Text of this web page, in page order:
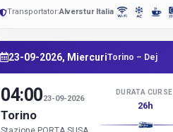
Transportator:Alverstur Italia
23-09-2026, MiercuriTorino – Dej
04:0023-09-2026
Torino
DURATA CURSEI
26h